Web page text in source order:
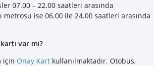
07.00 – 22.00 saatleri arasında
metrosu ise 06.00 ile 24.00 saatleri arasında
var mı?
için Onay Kart kullanılmaktadır. Otobüs,